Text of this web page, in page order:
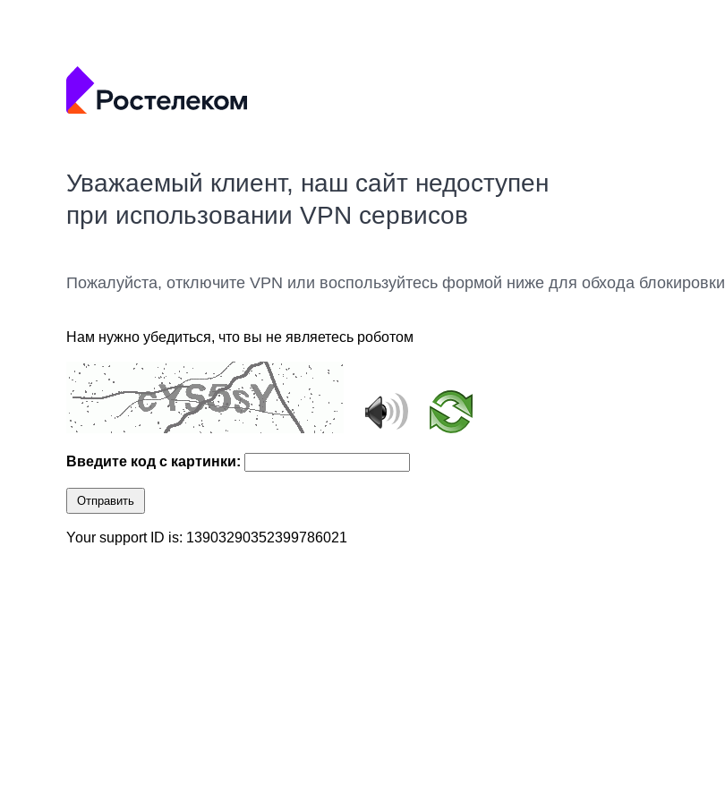
Уважаемый клиент, наш сайт недоступен
при использовании VPN сервисов
Пожалуйста, отключите VPN или воспользуйтесь формой ниже для обхода блокировки
Нам нужно убедиться, что вы не являетесь роботом
Введите код с картинки:
Отправить
Your support ID is: 13903290352399786021